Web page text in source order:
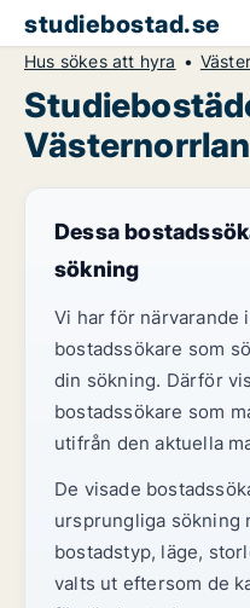
studiebostad.se
Hus sökes att hyra
Dessa
sökning
Vi har för närvarande
bostadssökare som
din sökning. Därför
bostadssökare som
utifrån den aktuella
De visade
ursprungliga sökning
bostadstyp, läge,
valts ut eftersom de